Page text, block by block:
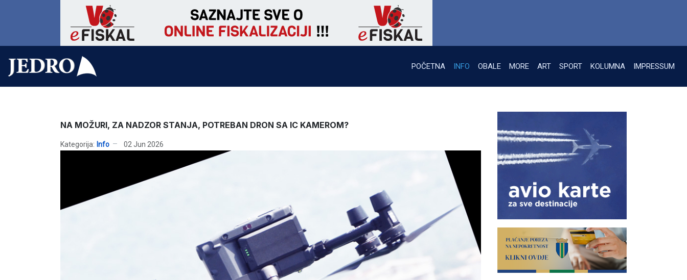
POČETNA INFO OBALE MORE ART SPORT KOLUMNA IMPRESSUM
NA MOŽURI, ZA NADZOR STANJA, POTREBAN DRON SA IC KAMEROM?
Kategorija: Info 02 Jun 2026